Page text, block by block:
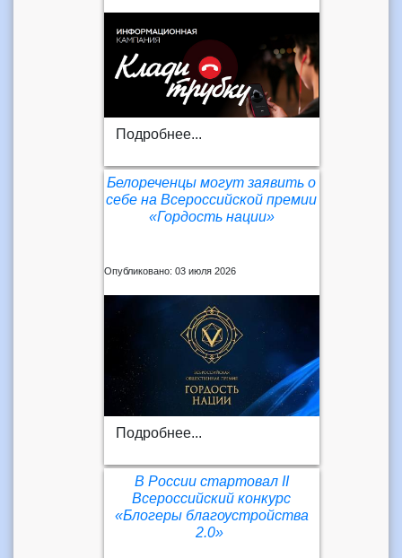
Подробнее...
Белореченцы могут заявить о
себе на Всероссийской премии
«Гордость нации»
Опубликовано: 03 июля 2026
Подробнее...
В России стартовал II
Всероссийский конкурс
«Блогеры благоустройства
2.0» ⁣